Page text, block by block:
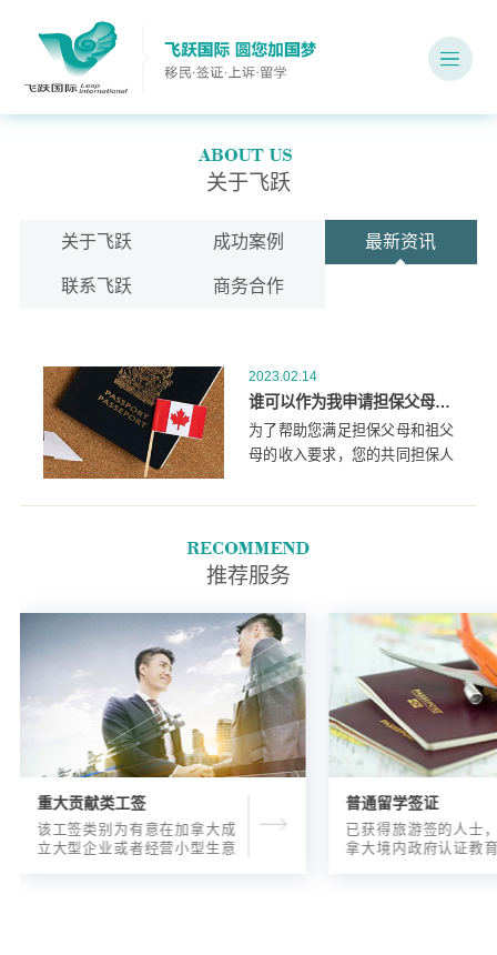
关于飞跃
关于飞跃 成功案例 最新资讯
联系飞跃 商务合作
2023.02.14
谁可以作为我申请担保父母和祖父母移民的共同签署人？
为了帮助您满足担保父母和祖父
母的收入要求，您的共同担保人
如果您的同居伴侣是您的共同签
确认您们同居关系的表格.
推荐服务
重大贡献类工签
该工签类别为有意在加拿大成
立大型企业或者经营小型生意
普通留学签证
已获得旅游签的人士
拿大境内政府认证教